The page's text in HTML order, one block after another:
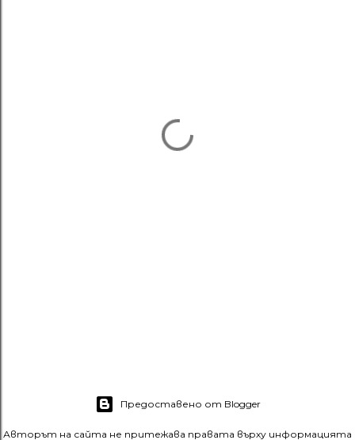
Предоставено от Blogger
Авторът на сайта не притежава правата върху информацията